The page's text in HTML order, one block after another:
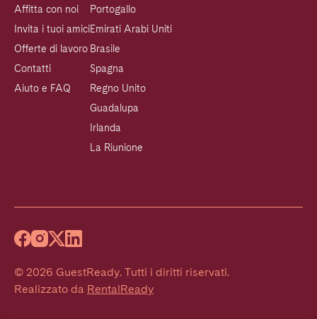
Affitta con noi
Invita i tuoi amici
Offerte di lavoro
Contatti
Aiuto e FAQ
Portogallo
Emirati Arabi Uniti
Brasile
Spagna
Regno Unito
Guadalupa
Irlanda
La Riunione
© 2026 GuestReady. Tutti i diritti riservati.
Realizzato da RentalReady